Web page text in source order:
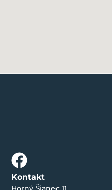
Kontakt